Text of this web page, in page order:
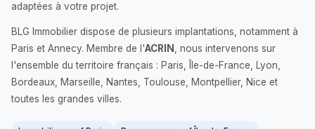
adaptées à votre projet.
BLG Immobilier dispose de plusieurs implantations, notamment à
Paris et Annecy. Membre de l'ACRIN
, nous intervenons sur
l'ensemble du territoire français : Paris, Île-de-France, Lyon,
Bordeaux, Marseille, Nantes, Toulouse, Montpellier, Nice et
toutes les grandes villes.